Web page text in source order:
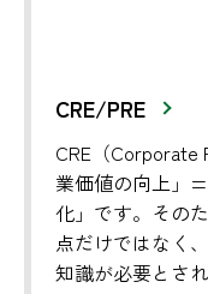
CRE/PRE
CRE（Corporate
業価値の向上」
化」です。その
点だけではなく
知識が必要とさ